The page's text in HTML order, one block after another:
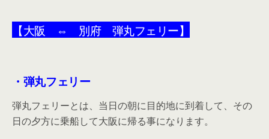
【大阪 ⇔ 別府 弾丸フェリー】
・弾丸フェリー
弾丸フェリーとは、当日の朝に目的地に到着して、その
日の夕方に乗船して大阪に帰る事になります。